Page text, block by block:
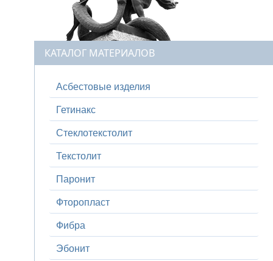
КАТАЛОГ МАТЕРИАЛОВ
Асбестовые изделия
Гетинакс
Стеклотекстолит
Текстолит
Паронит
Фторопласт
Фибра
Эбонит